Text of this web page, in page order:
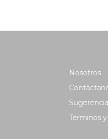
Nosotros
Términos